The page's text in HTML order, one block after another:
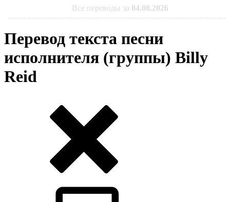
Все переводы за 04.08.2026
Перевод текста песни
исполнителя (группы) Billy
Reid